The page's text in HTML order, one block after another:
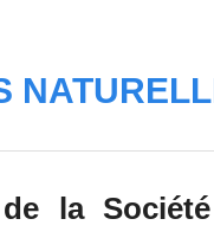
la